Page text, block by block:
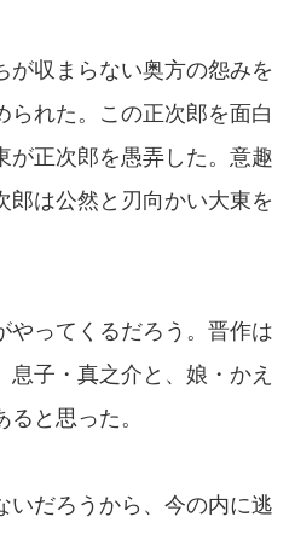
が収まらない奥方の怨みを
られた。この正次郎を面白
が正次郎を愚弄した。意趣
郎は公然と刃向かい大東を
やってくるだろう。晋作は
子・真之介と、娘・かえ
と思った。
いだろうから、今の内に逃